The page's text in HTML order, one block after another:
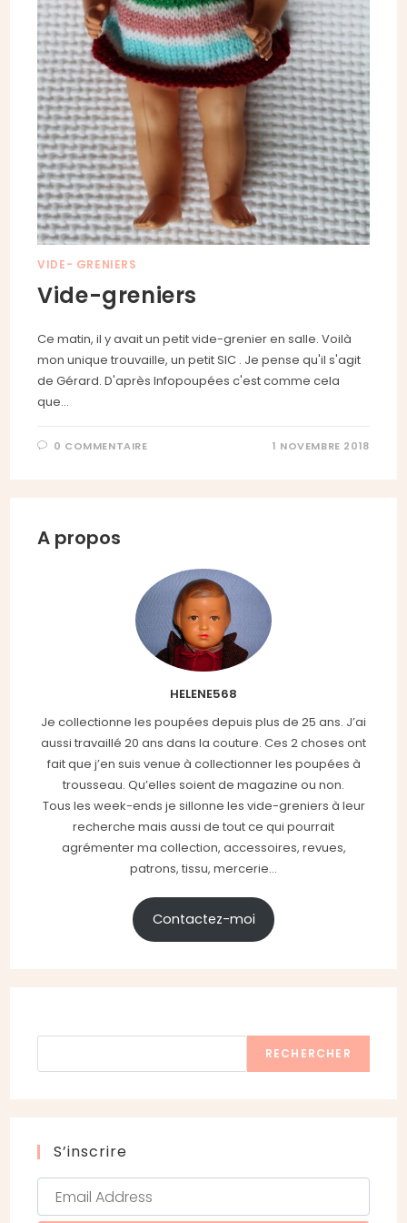
VIDE- GRENIERS
Vide-greniers
Ce matin, il y avait un petit vide-grenier en salle. Voilà
mon unique trouvaille, un petit SIC . Je pense qu'il s'agit
de Gérard. D'après Infopoupées c'est comme cela
que…
0 COMMENTAIRE 1 NOVEMBRE 2018
A propos
HELENE568
Je collectionne les poupées depuis plus de 25 ans. J’ai
aussi travaillé 20 ans dans la couture. Ces 2 choses ont
fait que j’en suis venue à collectionner les poupées à
trousseau. Qu’elles soient de magazine ou non.
Tous les week-ends je sillonne les vide-greniers à leur
recherche mais aussi de tout ce qui pourrait
agrémenter ma collection, accessoires, revues,
patrons, tissu, mercerie...
Contactez-moi
RECHERCHER
S’inscrire